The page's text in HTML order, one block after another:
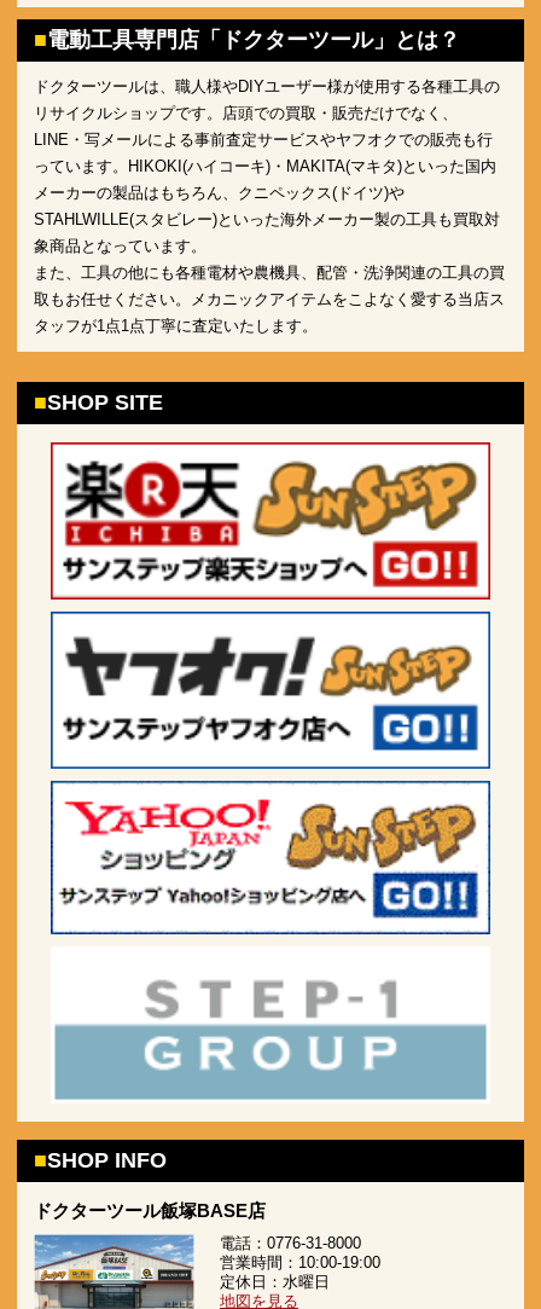
電動工具専門店「ドクターツール」とは？
ドクターツールは、職人様やDIYユーザー様が使用する各種工具の
リサイクルショップです。店頭での買取・販売だけでなく、
LINE・写メールによる事前査定サービスやヤフオクでの販売も行
っています。HIKOKI(ハイコーキ)・MAKITA(マキタ)といった国内
メーカーの製品はもちろん、クニペックス(ドイツ)や
STAHLWILLE(スタビレー)といった海外メーカー製の工具も買取対
象商品となっています。
また、工具の他にも各種電材や農機具、配管・洗浄関連の工具の買
取もお任せください。メカニックアイテムをこよなく愛する当店ス
タッフが1点1点丁寧に査定いたします。
SHOP SITE
SHOP INFO
ドクターツール飯塚BASE店
電話：0776-31-8000
営業時間：10:00-19:00
定休日：水曜日
地図を見る